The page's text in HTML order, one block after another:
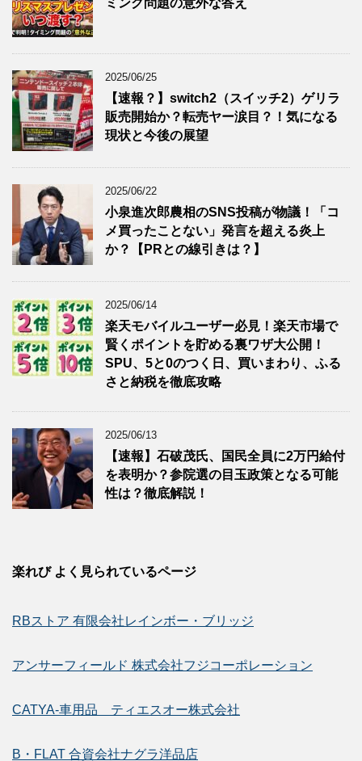
ミング問題の意外な答え
2025/06/25
【速報？】switch2（スイッチ2）ゲリラ
販売開始か？転売ヤー涙目？！気になる
現状と今後の展望
2025/06/22
小泉進次郎農相のSNS投稿が物議！「コ
メ買ったことない」発言を超える炎上
か？【PRとの線引きは？】
2025/06/14
楽天モバイルユーザー必見！楽天市場で
賢くポイントを貯める裏ワザ大公開！
SPU、5と0のつく日、買いまわり、ふる
さと納税を徹底攻略
2025/06/13
【速報】石破茂氏、国民全員に2万円給付
を表明か？参院選の目玉政策となる可能
性は？徹底解説！
楽れび よく見られているページ
RBストア 有限会社レインボー・ブリッジ
アンサーフィールド 株式会社フジコーポレーション
CATYA-車用品 ティエスオー株式会社
B・FLAT 合資会社ナグラ洋品店